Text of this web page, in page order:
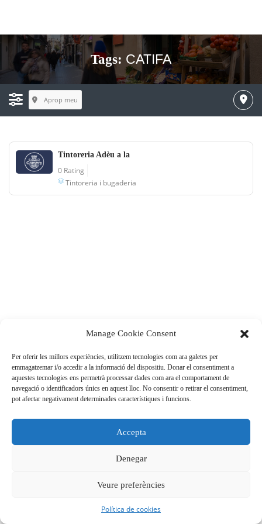
Manage Cookie Consent
Per oferir les millors experiències, utilitzem tecnologies com ara galetes per
emmagatzemar i/o accedir a la informació del dispositiu. Donar el consentiment a
aquestes tecnologies ens permetrà processar dades com ara el comportament de
navegació o identificadors únics en aquest lloc. No consentir o retirar el consentiment,
pot afectar negativament determinades característiques i funcions.
Accepta
Denegar
Veure preferències
Política de cookies
Tags: CATIFA
Aprop meu
Tintoreria Adèu a la
0 Rating
Tintoreria i bugaderia